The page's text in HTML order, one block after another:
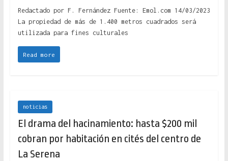
Redactado por F. Fernández Fuente: Emol.com 14/03/2023
La propiedad de más de 1.400 metros cuadrados será
utilizada para fines culturales
Read more
noticias
El drama del hacinamiento: hasta $200 mil
cobran por habitación en cités del centro de
La Serena